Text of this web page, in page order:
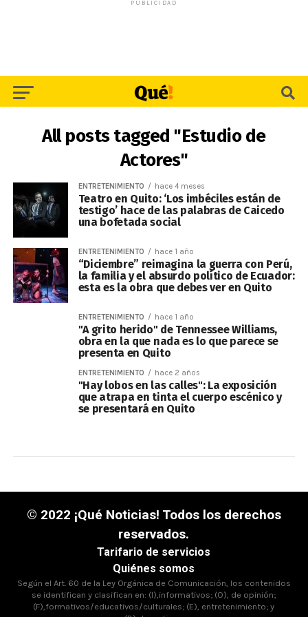
PUBLICIDAD
All posts tagged "Estudio de
Actores"
ENTRETENIMIENTO hace 4 meses
Teatro en Quito: ‘Los imbéciles están de
testigo’ hace de las palabras de Caicedo
una bofetada social
ENTRETENIMIENTO hace 1 año
“Diciembre” reimagina la guerra con Perú,
la familia y el absurdo político de Ecuador:
esta es la obra que debes ver en Quito
ENTRETENIMIENTO hace 1 año
"A grito herido" de Tennessee Williams,
obra en la que nada es lo que parece se
presenta en Quito
ENTRETENIMIENTO hace 2 años
"Hay lobos en las calles": La exposición
que atrapa en tinta el cuerpo escénico y
se presentará en Quito
© 2022 ¡Qué Noticias! Todos los derechos
reservados.
Tarifario de servicios
Quiénes somos
Según el Art. 60 de la Ley Orgánica de Comunicación, los contenidos
se identifican y clasifican en: (I),informativos; (O), de opinión;
(F),formativos/educativos/culturales; (E), entretenimiento; y